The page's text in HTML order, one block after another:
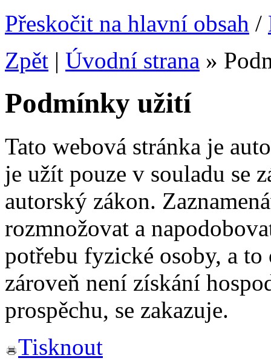
Přeskočit na hlavní obsah /
Zpět | Úvodní strana »
Podmínky užití
Tato webová stránka je
je užít pouze v souladu se
autorský zákon.
rozmnožovat a
potřebu fyzické osoby, a
zároveň není získání
prospěchu, se zakazuje.
Tisknout